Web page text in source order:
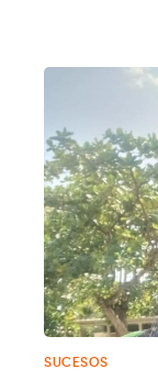
SUCESOS